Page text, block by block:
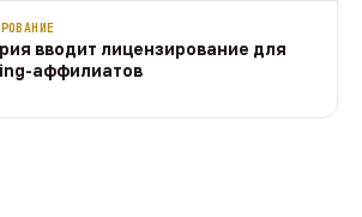
вводит лицензирование для
аффилиатов